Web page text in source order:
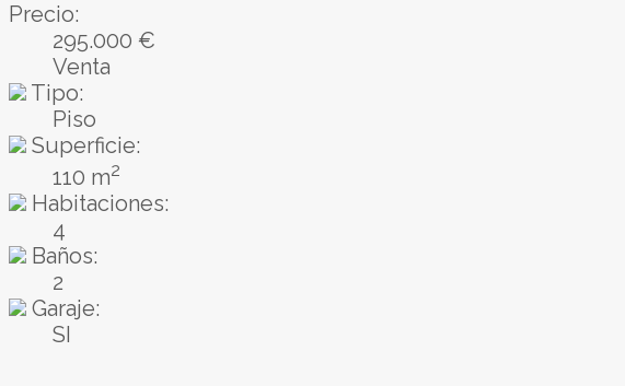
Precio:
295.000 €
Venta
Tipo:
Piso
Superficie:
110 m2
Habitaciones:
4
Baños:
2
Garaje:
SI